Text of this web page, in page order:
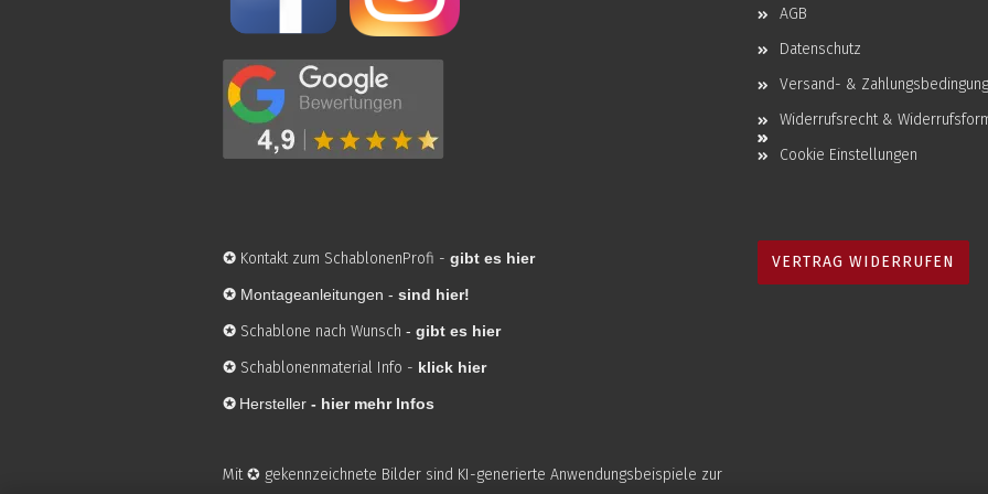
AGB
Datenschutz
Versand- &
Widerrufsrecht &
Cookie Einstellungen
✪ Kontakt zum SchablonenProfi - gibt es hier
✪ Montageanleitungen - sind hier!
✪ Schablone nach Wunsch - gibt es hier
✪ Schablonenmaterial Info - klick hier
✪ Hersteller - hier mehr Infos
Mit ✪ gekennzeichnete Bilder sind KI-generierte Anwendungsbeispiele zur
VERTRAG WIDERRUFEN